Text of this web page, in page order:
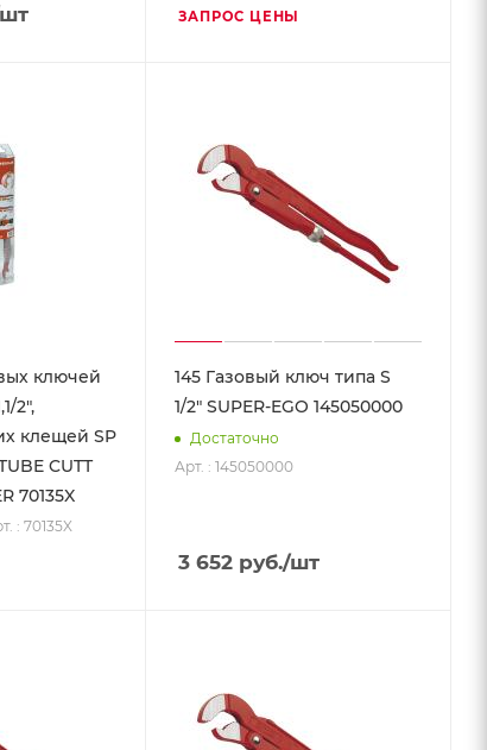
ЗАПРОС ЦЕНЫ
ключей
2",
клещей SP
CUTT
70135X
: 70135X
145 Газовый ключ типа S
1/2" SUPER-EGO 145050000
Достаточно
Арт. : 145050000
3 652 руб./шт